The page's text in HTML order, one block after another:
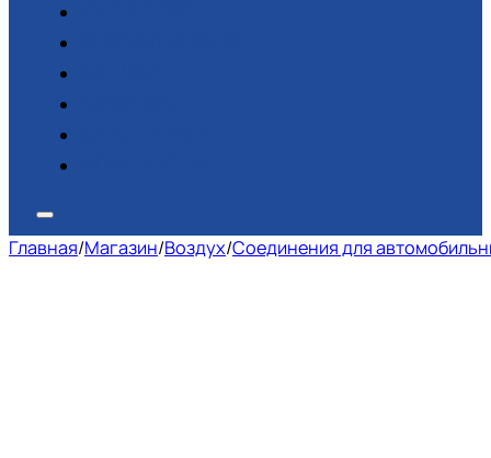
Главная/Магазин/Воздух/Соединения для